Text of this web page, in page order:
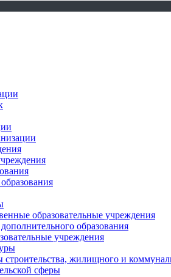
образовательные учреждения
образования
учреждения
жилищного и
сферы